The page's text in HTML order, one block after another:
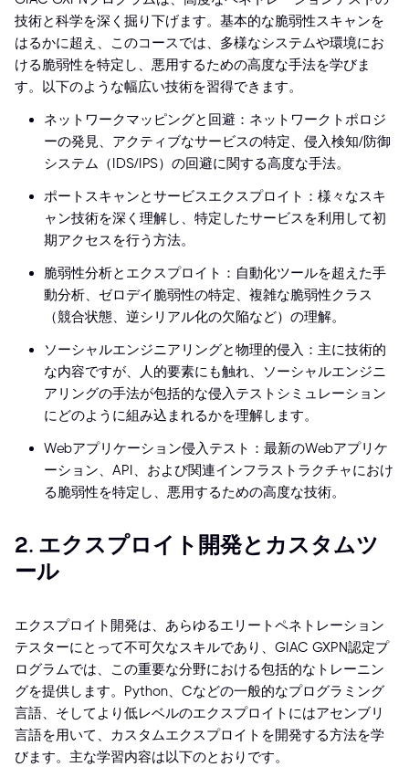
技術と科学を深く掘り下げます。基本的な脆弱性スキャンを
はるかに超え、このコースでは、多様なシステムや環境にお
ける脆弱性を特定し、悪用するための高度な手法を学びま
す。以下のような幅広い技術を習得できます。
ネットワークマッピングと回避：ネットワークトポロジ
ーの発見、アクティブなサービスの特定、侵入検知/防御
システム（IDS/IPS）の回避に関する高度な手法。
ポートスキャンとサービスエクスプロイト：様々なスキ
ャン技術を深く理解し、特定したサービスを利用して初
期アクセスを行う方法。
脆弱性分析とエクスプロイト：自動化ツールを超えた手
動分析、ゼロデイ脆弱性の特定、複雑な脆弱性クラス
（競合状態、逆シリアル化の欠陥など）の理解。
ソーシャルエンジニアリングと物理的侵入：主に技術的
な内容ですが、人的要素にも触れ、ソーシャルエンジニ
アリングの手法が包括的な侵入テストシミュレーション
にどのように組み込まれるかを理解します。
Webアプリケーション侵入テスト：最新のWebアプリケ
ーション、API、および関連インフラストラクチャにおけ
る脆弱性を特定し、悪用するための高度な技術。
2. エクスプロイト開発とカスタムツ
ール
エクスプロイト開発は、あらゆるエリートペネトレーション
テスターにとって不可欠なスキルであり、GIAC GXPN認定プ
ログラムでは、この重要な分野における包括的なトレーニン
グを提供します。Python、Cなどの一般的なプログラミング
言語、そしてより低レベルのエクスプロイトにはアセンブリ
言語を用いて、カスタムエクスプロイトを開発する方法を学
びます。主な学習内容は以下のとおりです。